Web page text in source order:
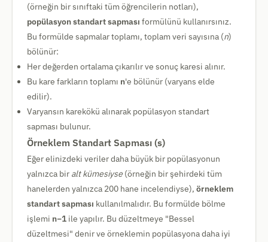
(örneğin bir sınıftaki tüm öğrencilerin notları),
popülasyon standart sapması formülünü kullanırsınız.
Bu formülde sapmalar toplamı, toplam veri sayısına (n)
bölünür:
Her değerden ortalama çıkarılır ve sonuç karesi alınır.
Bu kare farkların toplamı n'e bölünür (varyans elde
edilir).
Varyansın karekökü alınarak popülasyon standart
sapması bulunur.
Örneklem Standart Sapması (s)
Eğer elinizdeki veriler daha büyük bir popülasyonun
yalnızca bir alt kümesiyse (örneğin bir şehirdeki tüm
hanelerden yalnızca 200 hane incelendiyse), örneklem
standart sapması kullanılmalıdır. Bu formülde bölme
işlemi n−1 ile yapılır. Bu düzeltmeye "Bessel
düzeltmesi" denir ve örneklemin popülasyona daha iyi